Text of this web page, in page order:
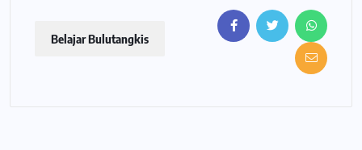
Belajar Bulutangkis